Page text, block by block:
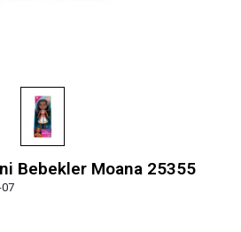
Bebekler Moana 25355